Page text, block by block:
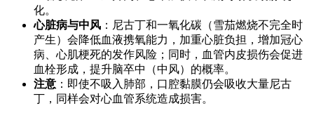
化。
心脏病与中风 ：尼古丁和一氧化碳（雪茄燃烧不完全时
产生）会降低血液携氧能力，加重心脏负担，增加冠心
病、心肌梗死的发作风险；同时，血管内皮损伤会促进
血栓形成，提升脑卒中（中风）的概率。
注意 ：即使不吸入肺部，口腔黏膜仍会吸收大量尼古
丁，同样会对心血管系统造成损害。